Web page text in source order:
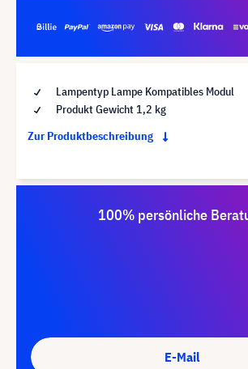
Lampentyp Lampe Kompatibles Modul
Produkt Gewicht 1,2 kg
Zur Produktbeschreibung
100% persönliche
E-Mail